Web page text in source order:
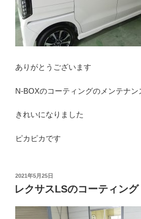
ありがとうございます
N-BOXのコーティングのメンテナン
きれいになりました
ピカピカです
投
稿
日:
2021年5月25日
レクサスLSのコーティング